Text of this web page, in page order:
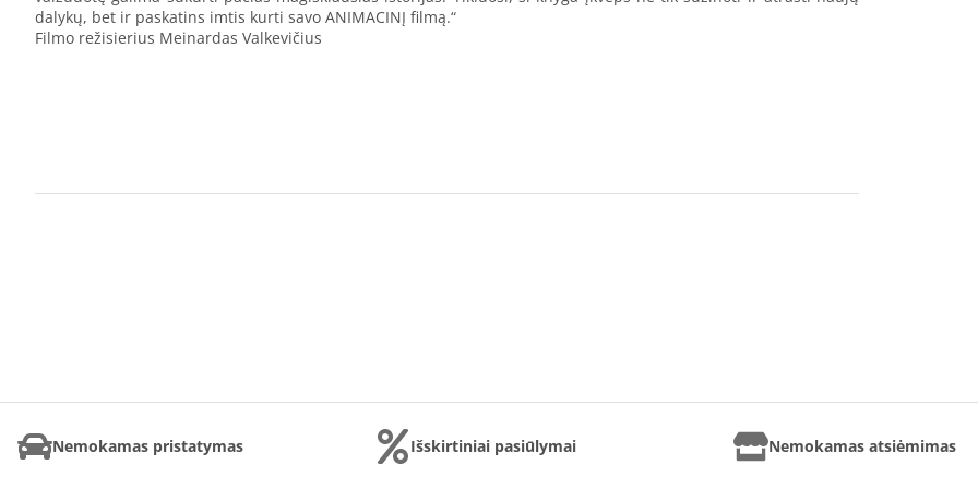
dalykų, bet ir paskatins imtis kurti savo ANIMACINĮ filmą.“
Filmo režisierius Meinardas Valkevičius
Nemokamas pristatymas Išskirtiniai pasiūlymai Nemokamas atsiėmimas